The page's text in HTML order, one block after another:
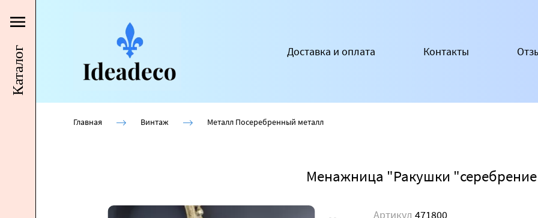
Доставка и оплата Контакты
Каталог
Главная Винтаж Металл Посеребренный металл
Менажница "Ракушки "серебрение
Артикул 471800